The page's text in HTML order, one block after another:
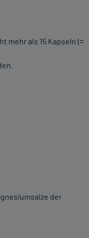
mehr als 15 Kapseln (=
der